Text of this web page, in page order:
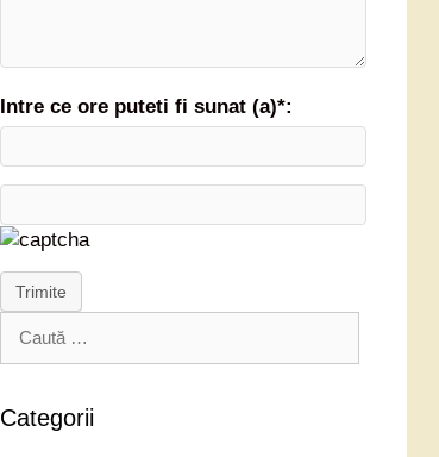
Intre ce ore puteti fi sunat (a)*:
Trimite
t
Categorii